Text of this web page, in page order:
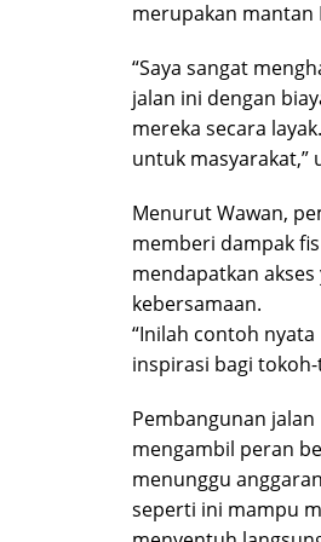
merupakan mantan
“Saya sangat
jalan ini dengan
mereka secara
untuk masyarakat,”
Menurut Wawan,
memberi dampak
mendapatkan
kebersamaan.
“Inilah contoh
inspirasi bagi
Pembangunan
mengambil peran
menunggu
seperti ini mampu